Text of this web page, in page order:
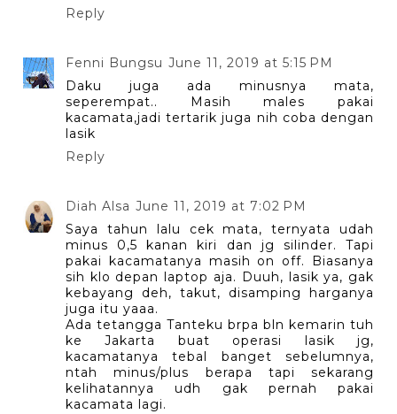
Reply
Fenni Bungsu June 11, 2019 at 5:15 PM
Daku juga ada minusnya mata,
seperempat.. Masih males pakai
kacamata,jadi tertarik juga nih coba dengan
lasik
Reply
Diah Alsa June 11, 2019 at 7:02 PM
Saya tahun lalu cek mata, ternyata udah
minus 0,5 kanan kiri dan jg silinder. Tapi
pakai kacamatanya masih on off. Biasanya
sih klo depan laptop aja. Duuh, lasik ya, gak
kebayang deh, takut, disamping harganya
juga itu yaaa.
Ada tetangga Tanteku brpa bln kemarin tuh
ke Jakarta buat operasi lasik jg,
kacamatanya tebal banget sebelumnya,
ntah minus/plus berapa tapi sekarang
kelihatannya udh gak pernah pakai
kacamata lagi.